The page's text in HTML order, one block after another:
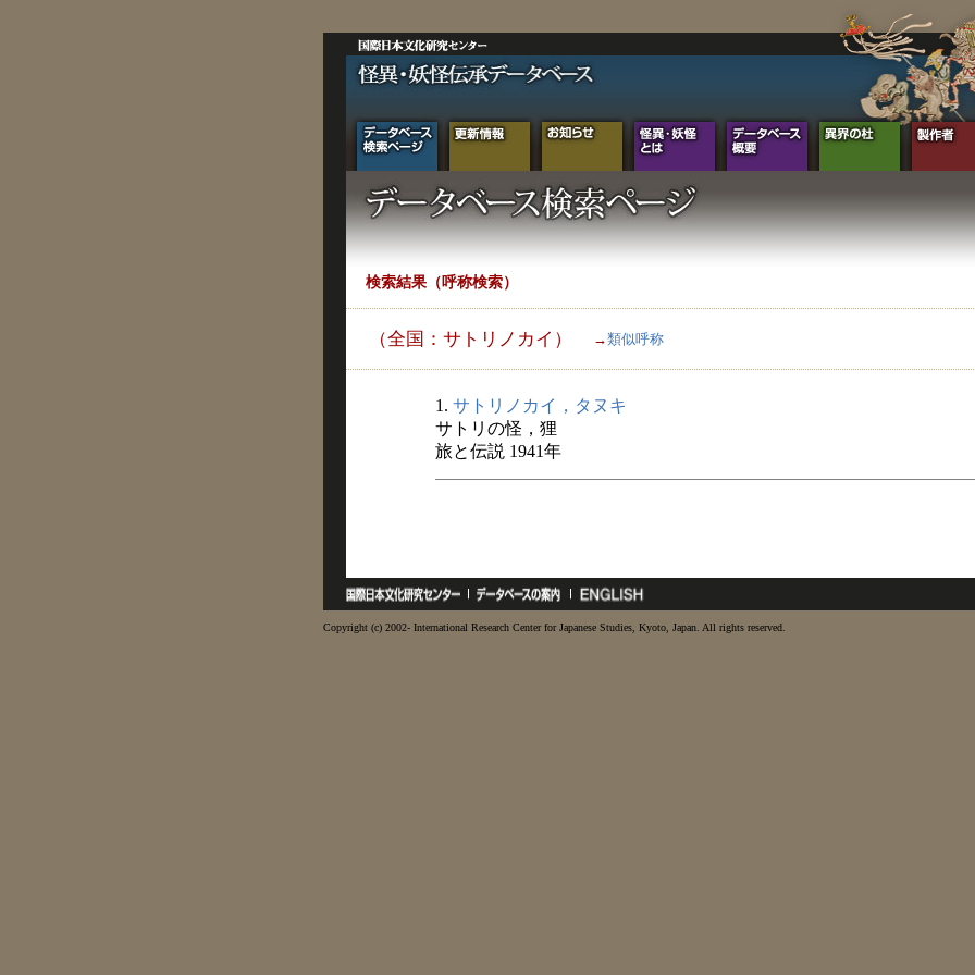
検索結果（呼称検索）
（全国：サトリノカイ） →類似呼称
1. サトリノカイ，タヌキ
サトリの怪，狸
旅と伝説 1941年
Copyright (c) 2002- International Research Center for Japanese Studies, Kyoto, Japan. All rights reserved.